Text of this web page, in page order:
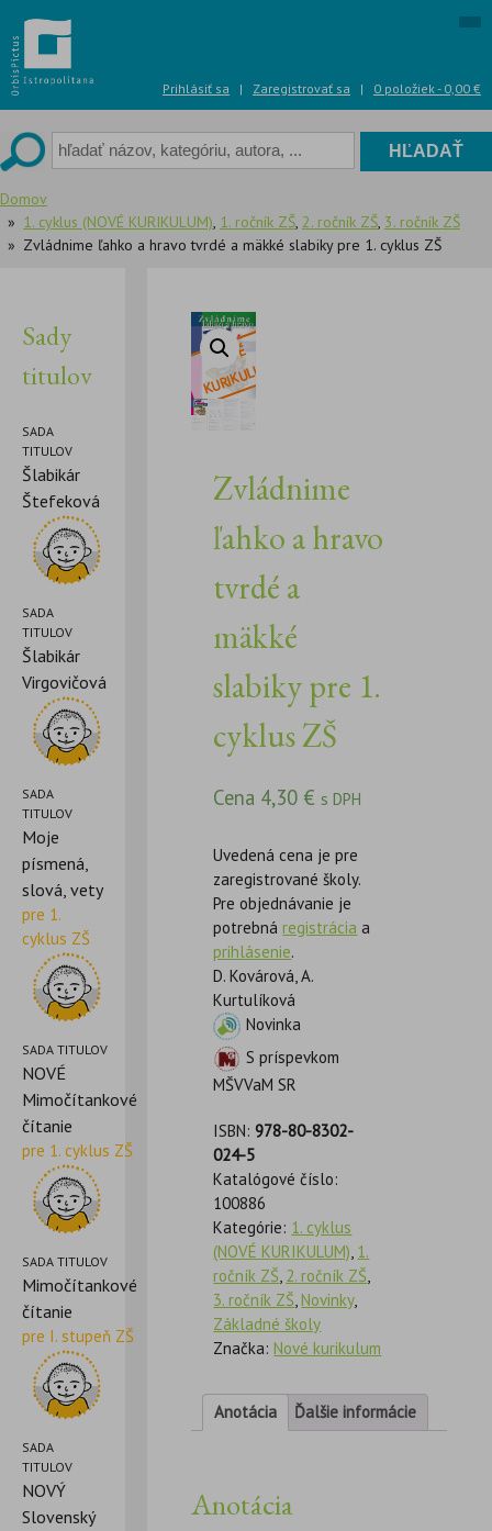
to
content
Prihlásiť sa | Zaregistrovať sa | 0 položiek - 0,00 €
Domov
1. cyklus (NOVÉ KURIKULUM), 1. ročník ZŠ, 2. ročník ZŠ, 3. ročník ZŠ
Zvládnime ľahko a hravo tvrdé a mäkké slabiky pre 1. cyklus ZŠ
Sady
titulov
SADA
TITULOV
Šlabikár
Štefeková
SADA
TITULOV
Šlabikár
Virgovičová
SADA
TITULOV
Moje
písmená,
slová, vety
pre 1.
cyklus ZŠ
SADA TITULOV
NOVÉ
Mimočítankové
čítanie
pre 1. cyklus ZŠ
SADA TITULOV
Mimočítankové
čítanie
pre I. stupeň ZŠ
SADA
TITULOV
NOVÝ
Slovenský
Zvládnime
ľahko a hravo
tvrdé a
mäkké
slabiky pre 1.
cyklus ZŠ
Cena 4,30 € s DPH
Uvedená cena je pre
zaregistrované školy.
Pre objednávanie je
potrebnáregistrácia a
prihlásenie.
D. Kovárová, A.
Kurtulíková
Novinka
S príspevkom
MŠVVaM SR
ISBN:978-80-8302-
024-5
Katalógové číslo:
100886
Kategórie: 1. cyklus
(NOVÉ KURIKULUM), 1.
ročník ZŠ, 2. ročník ZŠ,
3. ročník ZŠ,Novinky,
Základné školy
Značka:Nové kurikulum
Anotácia Ďalšie informácie
Anotácia